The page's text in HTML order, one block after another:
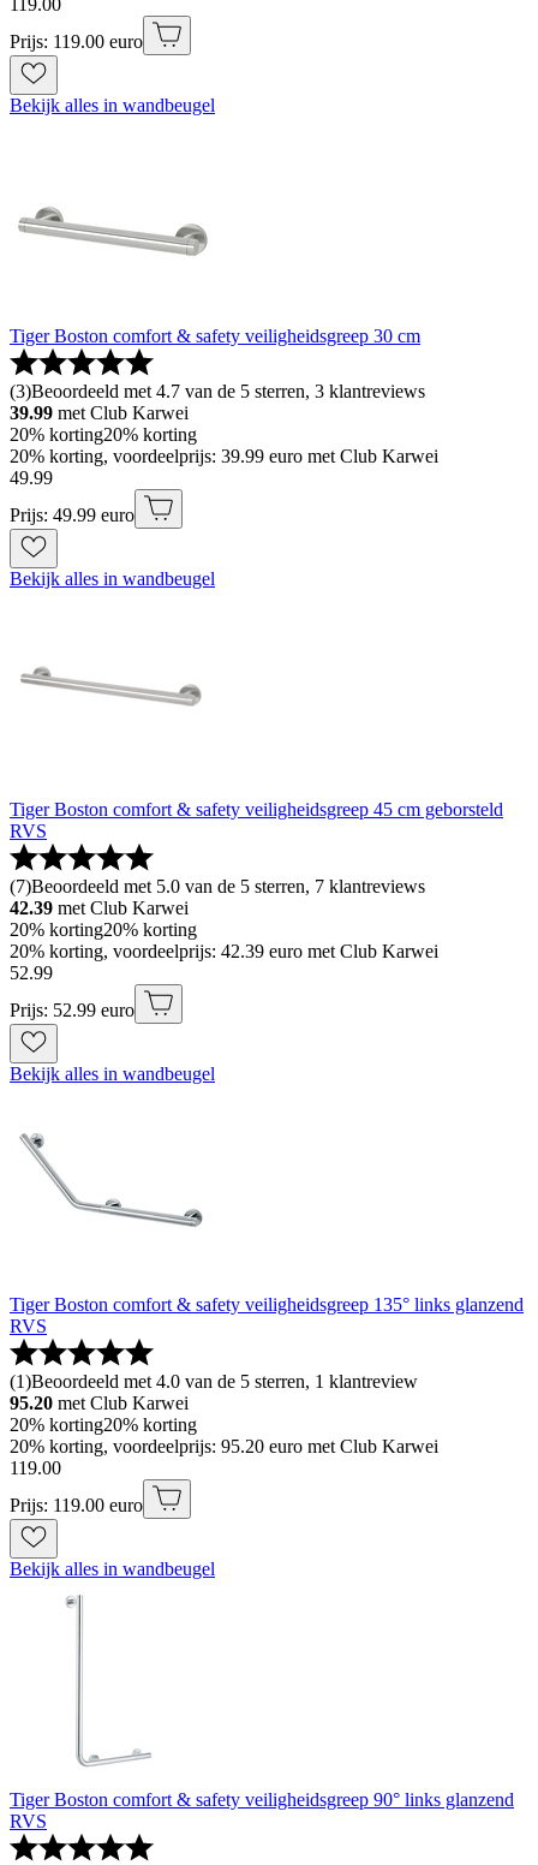
119.00
Prijs: 119.00 euro
Bekijk alles in wandbeugel
Tiger Boston comfort & safety veiligheidsgreep 30 cm
(3)Beoordeeld met 4.7 van de 5 sterren, 3 klantreviews
39.99 met Club Karwei
20% korting20% korting
20% korting, voordeelprijs: 39.99 euro met Club Karwei
49.99
Prijs: 49.99 euro
Bekijk alles in wandbeugel
Tiger Boston comfort & safety veiligheidsgreep 45 cm geborsteld
RVS
(7)Beoordeeld met 5.0 van de 5 sterren, 7 klantreviews
42.39 met Club Karwei
20% korting20% korting
20% korting, voordeelprijs: 42.39 euro met Club Karwei
52.99
Prijs: 52.99 euro
Bekijk alles in wandbeugel
Tiger Boston comfort & safety veiligheidsgreep 135° links glanzend
RVS
(1)Beoordeeld met 4.0 van de 5 sterren, 1 klantreview
95.20 met Club Karwei
20% korting20% korting
20% korting, voordeelprijs: 95.20 euro met Club Karwei
119.00
Prijs: 119.00 euro
Bekijk alles in wandbeugel
Tiger Boston comfort & safety veiligheidsgreep 90° links glanzend
RVS